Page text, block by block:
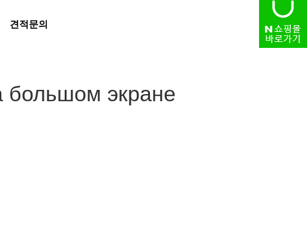
견적문의
большом экране